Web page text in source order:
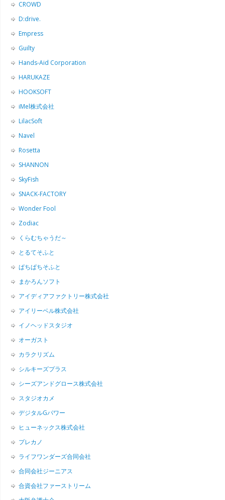
CROWD
D:drive.
Empress
Guilty
Hands-Aid Corporation
HARUKAZE
HOOKSOFT
iMel株式会社
LilacSoft
Navel
Rosetta
SHANNON
SkyFish
SNACK-FACTORY
Wonder Fool
Zodiac
くらむちゃうだ～
とるてそふと
ぱちぱちそふと
まかろんソフト
アイディアファクトリー株式会社
アイリーベル株式会社
イノヘッドスタジオ
オーガスト
カラクリズム
シルキーズプラス
シーズアンドグロース株式会社
スタジオカメ
デジタルGパワー
ヒューネックス株式会社
プレカノ
ライフワンダーズ合同会社
合同会社ジーニアス
合資会社ファーストリーム